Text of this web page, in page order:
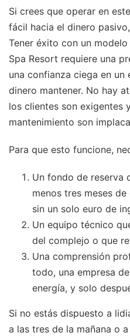
Si crees que operar en
fácil hacia el dinero
Tener éxito con un
Spa Resort requiere una
una confianza ciega en un
dinero mantener. No hay
los clientes son exigentes
mantenimiento son
Para que esto funcione,
Un fondo de reserva
menos tres meses
sin un solo euro de
Un equipo técnico
del complejo o que
Una comprensión
todo, una empresa
energía, y solo
Si no estás dispuesto a
a las tres de la mañana o